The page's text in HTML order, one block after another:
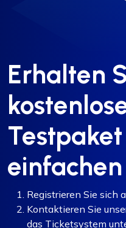
Erhalten
Registrieren Sie sich
Kontaktieren Sie
das Ticketsystem